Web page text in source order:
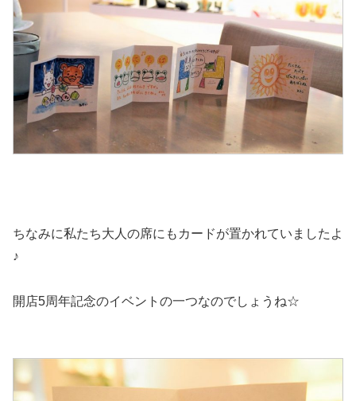
ちなみに私たち大人の席にもカードが置かれていましたよ
♪
開店5周年記念のイベントの一つなのでしょうね☆